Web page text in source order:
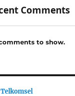
Comments
to show.